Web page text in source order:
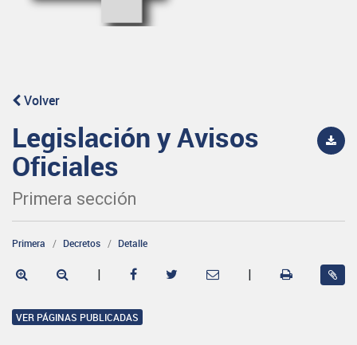
Volver
Legislación y Avisos
Oficiales
Primera sección
Primera Decretos Detalle
| |
VER PÁGINAS PUBLICADAS